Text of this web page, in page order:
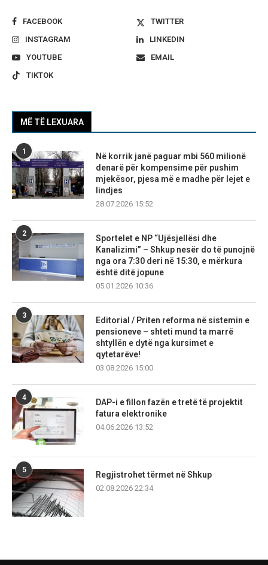
FACEBOOK
TWITTER
INSTAGRAM
LINKEDIN
YOUTUBE
EMAIL
TIKTOK
MË TË LEXUARA
1
Në korrik janë paguar mbi 560 milionë
denarë për kompensime për pushim
mjekësor, pjesa më e madhe për lejet e
lindjes
28.07.2026 15:52
2
Sportelet e NP “Ujësjellësi dhe
Kanalizimi” – Shkup nesër do të punojnë
nga ora 7:30 deri në 15:30, e mërkura
është ditë jopune
05.01.2026 10:36
3
Editorial / Priten reforma në sistemin e
pensioneve – shteti mund ta marrë
shtyllën e dytë nga kursimet e
qytetarëve!
03.08.2026 15:00
4
DAP-i e fillon fazën e tretë të projektit
fatura elektronike
04.06.2026 13:52
5
Regjistrohet tërmet në Shkup
02.08.2026 22:34